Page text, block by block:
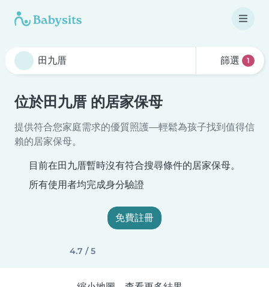
篩選 1
位於田九厝 的居家保母
提供符合您家庭需求的優質照護—輕鬆為孩子找到值得信
賴的居家保母。
目前在田九厝暫時沒有符合搜尋條件的居家保母。
所有使用者均完成身分驗證
免費註冊
4.7 / 5